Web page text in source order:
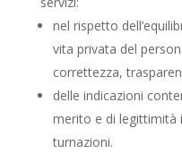
nel rispetto
vita privata del
correttezza,
delle indicazioni
merito e di legittimità
turnazioni.